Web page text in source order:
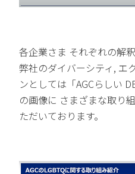
各企業さま それぞれの解
弊社のダイバーシティ, エ
ンとしては「AGCらしい
の画像に さまざまな取り
ただいております。